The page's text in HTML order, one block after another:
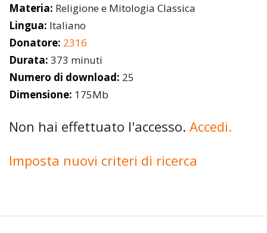
Materia: Religione e Mitologia Classica
Lingua: Italiano
Donatore: 2316
Durata: 373 minuti
Numero di download: 25
Dimensione: 175Mb
Non hai effettuato l'accesso. Accedi.
Imposta nuovi criteri di ricerca